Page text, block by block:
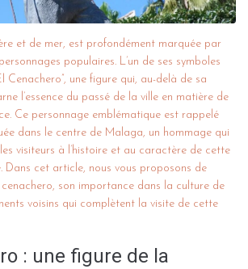
et de mer, est profondément marquée par
populaires. L’un de ses symboles
Cenachero”, une figure qui, au-delà de sa
l’essence du passé de la ville en matière de
Ce personnage emblématique est rappelé
dans le centre de Malaga, un hommage qui
visiteurs à l’histoire et au caractère de cette
Dans cet article, nous vous proposons de
son importance dans la culture de
voisins qui complètent la visite de cette
: une figure de la